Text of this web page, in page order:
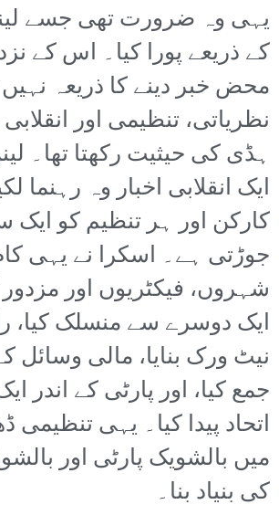
یہی وہ ضرورت تھی جسے
کے ذریعے پورا کیا۔ اس کے
محض خبر دینے کا ذریعہ نہیں
نظریاتی، تنظیمی اور
ہڈی کی حیثیت رکھتا تھا۔
ایک انقلابی اخبار وہ رہنما
کارکن اور ہر تنظیم کو
جوڑتی ہے۔ اسکرا نے یہی
شہروں، فیکٹریوں اور
ایک دوسرے سے منسلک کیا،
نیٹ ورک بنایا، مالی وسائل
جمع کیا، اور پارٹی کے اندر
اتحاد پیدا کیا۔ یہی تنظیمی
میں بالشویک پارٹی اور
کی بنیاد بنا۔